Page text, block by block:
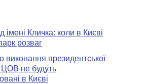
імені Кличка: коли в Києві
розваг
виконання президентської
не будуть
в Києві